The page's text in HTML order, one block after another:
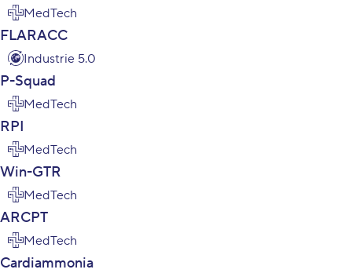
MedTech
FLARACC
Industrie 5.0
P-Squad
MedTech
RPI
MedTech
Win-GTR
MedTech
ARCPT
MedTech
Cardiammonia